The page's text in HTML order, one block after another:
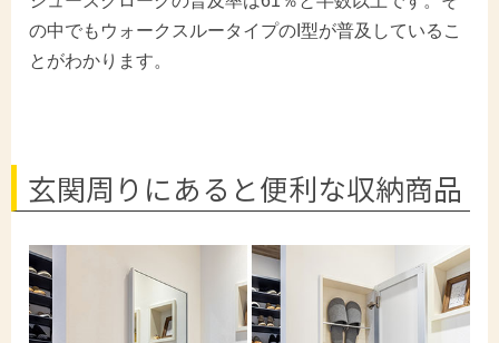
の中でもウォークスルータイプのI型が普及しているこ
とがわかります。
玄関周りにあると便利な収納商品